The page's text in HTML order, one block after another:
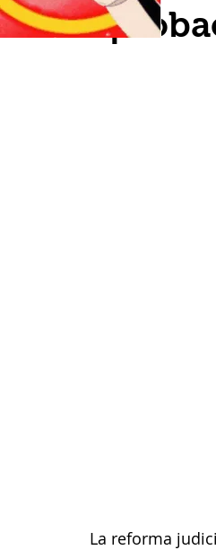
La reforma